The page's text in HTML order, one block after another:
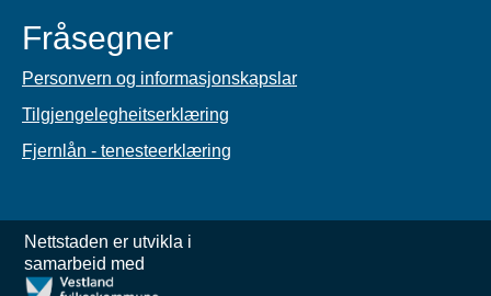
Fråsegner
Personvern og informasjonskapslar
Tilgjengelegheitserklæring
Fjernlån - tenesteerklæring
Nettstaden er utvikla i
samarbeid med